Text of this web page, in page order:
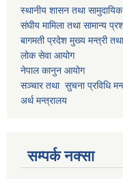
स्थानीय शासन तथा
संघीय मामिला तथा सामान्य
बागमती प्रदेश मुख्य मन्त्री
लोक सेवा आयोग
नेपाल कानुन आयोग
सञ्चार तथा सुचना प्रविधि
अर्थ मन्त्रालय
सम्पर्क नक्सा